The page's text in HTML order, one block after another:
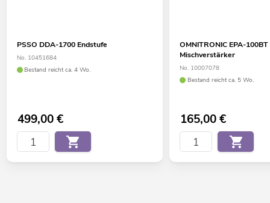
PSSO DDA-1700 Endstufe
No. 10451684
Bestand reicht ca. 4 Wo.
499,00€
OMNITRONIC EPA-100BT
Mischverstärker
No. 10007078
Bestand reicht ca. 5 Wo.
165,00€